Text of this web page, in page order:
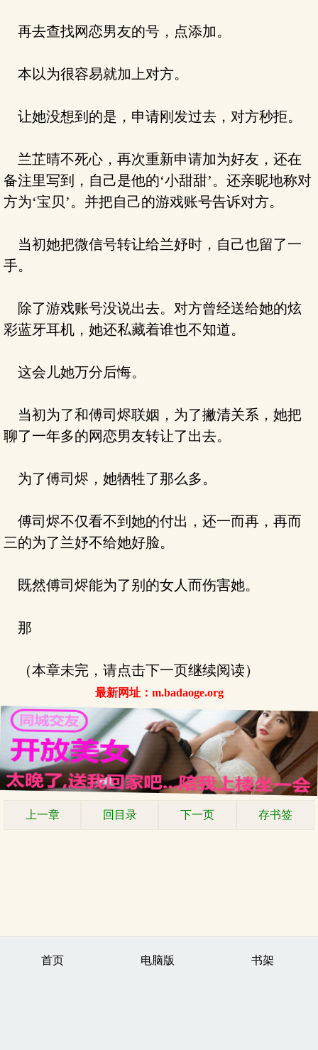
再去查找网恋男友的号，点添加。
本以为很容易就加上对方。
让她没想到的是，申请刚发过去，对方秒拒。
兰芷晴不死心，再次重新申请加为好友，还在
备注里写到，自己是他的‘小甜甜’。还亲昵地称对
方为‘宝贝’。并把自己的游戏账号告诉对方。
当初她把微信号转让给兰妤时，自己也留了一
手。
除了游戏账号没说出去。对方曾经送给她的炫
彩蓝牙耳机，她还私藏着谁也不知道。
这会儿她万分后悔。
当初为了和傅司烬联姻，为了撇清关系，她把
聊了一年多的网恋男友转让了出去。
为了傅司烬，她牺牲了那么多。
傅司烬不仅看不到她的付出，还一而再，再而
三的为了兰妤不给她好脸。
既然傅司烬能为了别的女人而伤害她。
那
（本章未完，请点击下一页继续阅读）
最新网址：m.badaoge.org
上一章 回目录 下一页 存书签
首页 电脑版 书架